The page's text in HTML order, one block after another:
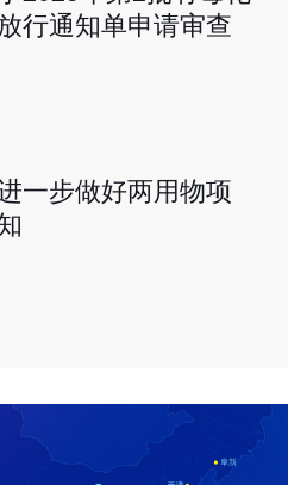
行通知单申请审查
一步做好两用物项